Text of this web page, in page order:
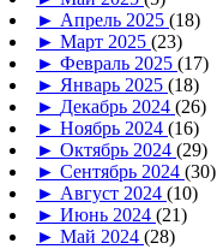
► Апрель 2025 (18)
► Март 2025 (23)
► Февраль 2025 (17)
► Январь 2025 (18)
► Декабрь 2024 (26)
► Ноябрь 2024 (16)
► Октябрь 2024 (29)
► Сентябрь 2024 (30)
► Август 2024 (10)
► Июнь 2024 (21)
► Май 2024 (28)